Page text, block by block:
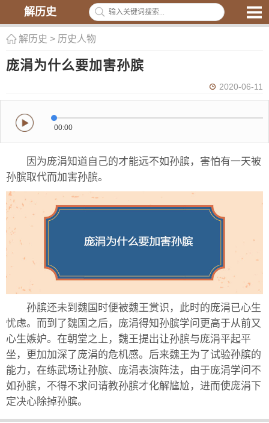
解历史
解历史 > 历史人物
庞涓为什么要加害孙膑
2020-06-11
00:00
因为庞涓知道自己的才能远不如孙膑，害怕有一天被
孙膑取代而加害孙膑。
孙膑还未到魏国时便被魏王赏识，此时的庞涓已心生
忧虑。而到了魏国之后，庞涓得知孙膑学问更高于从前又
心生嫉妒。在朝堂之上，魏王提出让孙膑与庞涓平起平
坐，更加加深了庞涓的危机感。后来魏王为了试验孙膑的
能力，在练武场让孙膑、庞涓表演阵法，由于庞涓学问不
如孙膑，不得不求问请教孙膑才化解尴尬，进而使庞涓下
定决心除掉孙膑。